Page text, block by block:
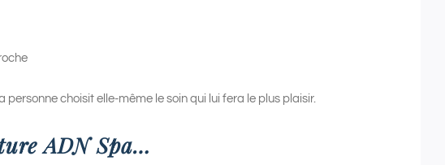
personne choisit elle-même le soin qui lui fera le plus plaisir.
ADN Spa…